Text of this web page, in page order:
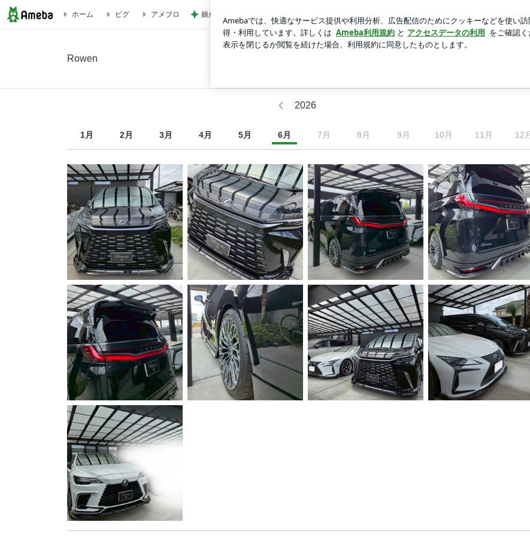
ホーム ピグ アメブロ 娘が観た映画のざわざわする内容
Rowen
2026
1月 2月 3月 4月 5月 6月 7 月 8 月 9 月 10 月 11 月 12 月